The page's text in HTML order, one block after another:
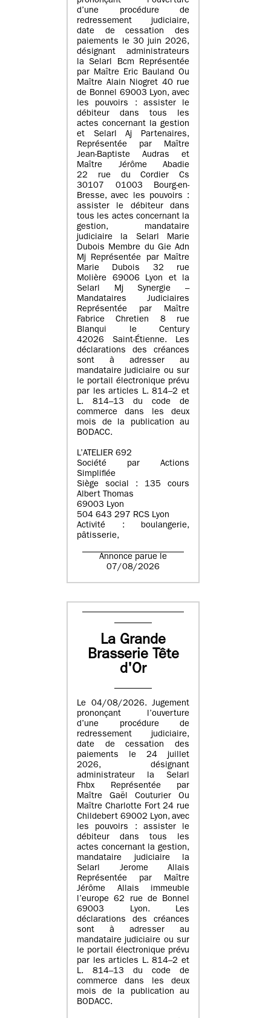
d’une procédure de
redressement judiciaire,
date de cessation des
paiements le 30 juin 2026,
désignant administrateurs
la Selarl Bcm Représentée
par Maître Eric Bauland Ou
Maître Alain Niogret 40 rue
de Bonnel 69003 Lyon, avec
les pouvoirs : assister le
débiteur dans tous les
actes concernant la gestion
et Selarl Aj Partenaires,
Représentée par Maître
Jean-Baptiste Audras et
Maître Jérôme Abadie
22 rue du Cordier Cs
30107 01003 Bourg-en-
Bresse, avec les pouvoirs :
assister le débiteur dans
tous les actes concernant la
gestion, mandataire
judiciaire la Selarl Marie
Dubois Membre du Gie Adn
Mj Représentée par Maître
Marie Dubois 32 rue
Molière 69006 Lyon et la
Selarl Mj Synergie –
Mandataires Judiciaires
Représentée par Maître
Fabrice Chretien 8 rue
Blanqui le Century
42026 Saint-Étienne. Les
déclarations des créances
sont à adresser au
mandataire judiciaire ou sur
le portail électronique prévu
par les articles L. 814–2 et
L. 814–13 du code de
commerce dans les deux
mois de la publication au
BODACC.
L’ATELIER 692
Société par Actions
Simplifiée
Siège social : 135 cours
Albert Thomas
69003 Lyon
504 643 297 RCS Lyon
Activité : boulangerie,
pâtisserie,
Annonce parue le
07/08/2026
La Grande
Brasserie Tête
d'Or
Le 04/08/2026. Jugement
prononçant l’ouverture
d’une procédure de
redressement judiciaire,
date de cessation des
paiements le 24 juillet
2026, désignant
administrateur la Selarl
Fhbx Représentée par
Maître Gaël Couturier Ou
Maître Charlotte Fort 24 rue
Childebert 69002 Lyon, avec
les pouvoirs : assister le
débiteur dans tous les
actes concernant la gestion,
mandataire judiciaire la
Selarl Jerome Allais
Représentée par Maître
Jérôme Allais immeuble
l’europe 62 rue de Bonnel
69003 Lyon. Les
déclarations des créances
sont à adresser au
mandataire judiciaire ou sur
le portail électronique prévu
par les articles L. 814–2 et
L. 814–13 du code de
commerce dans les deux
mois de la publication au
BODACC.